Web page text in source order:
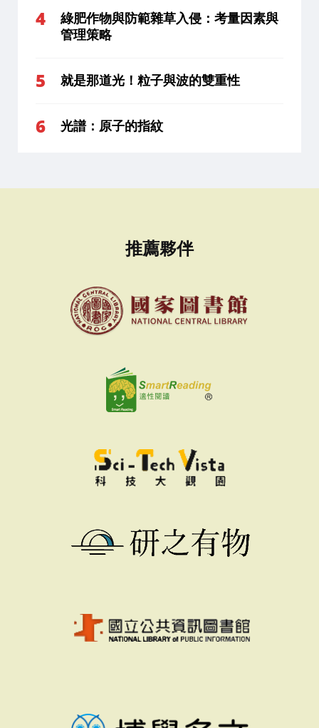
綠肥作物與防範雜草入侵：考量因素與
管理策略
就是那道光！粒子與波的雙重性
光譜：原子的指紋
推薦夥伴